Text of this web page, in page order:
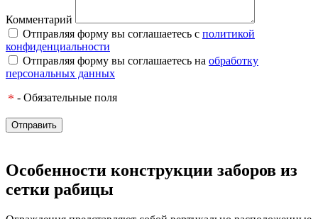
Комментарий
Отправляя форму вы соглашаетесь с политикой
конфиденциальности
Отправляя форму вы соглашаетесь на обработку
персональных данных
* - Обязательные поля
Отправить
Особенности конструкции заборов из
сетки рабицы